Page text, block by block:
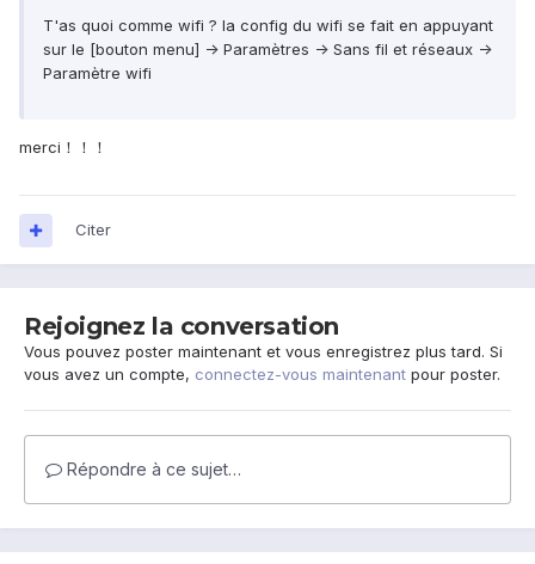
T'as quoi comme wifi ? la config du wifi se fait en appuyant
sur le [bouton menu] -> Paramètres -> Sans fil et réseaux ->
Paramètre wifi
merci！！！
Citer
Rejoignez la conversation
Vous pouvez poster maintenant et vous enregistrez plus tard. Si
vous avez un compte, connectez-vous maintenant pour poster.
Répondre à ce sujet…